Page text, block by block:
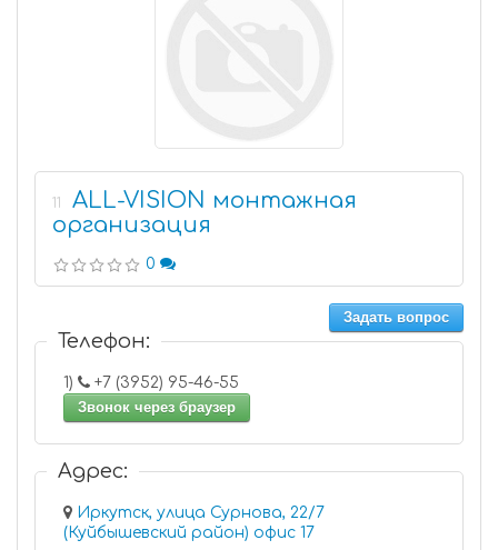
11
ALL-VISION монтажная
организация
0
Задать вопрос
Телефон:
1)
+7 (3952) 95-46-55
Звонок через браузер
Адрес:
Иркутск, улица Сурнова, 22/7
(Куйбышевский район) офис 17